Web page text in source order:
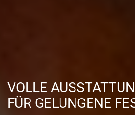
VOLLE
FÜR GELUNGENE